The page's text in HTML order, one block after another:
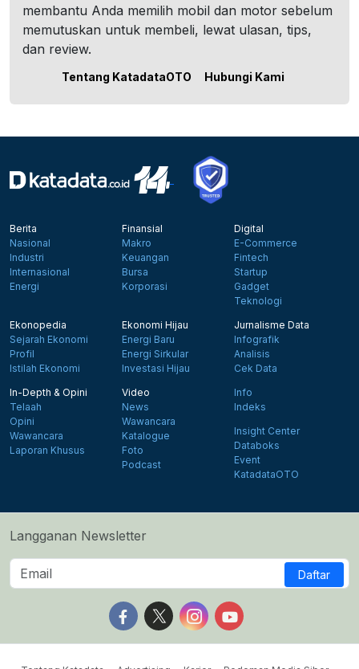
membantu Anda memilih mobil dan motor sebelum
memutuskan untuk membeli, lewat ulasan, tips,
dan review.
Tentang KatadataOTO Hubungi Kami
Berita
Nasional
Industri
Internasional
Energi
Finansial
Makro
Keuangan
Bursa
Korporasi
Digital
E-Commerce
Fintech
Startup
Gadget
Teknologi
Ekonopedia
Sejarah Ekonomi
Profil
Istilah Ekonomi
Ekonomi Hijau
Energi Baru
Energi Sirkular
Investasi Hijau
Jurnalisme Data
Infografik
Analisis
Cek Data
In-Depth & Opini
Telaah
Opini
Wawancara
Laporan Khusus
Video
News
Wawancara
Katalogue
Foto
Podcast
Info
Indeks
Insight Center
Databoks
Event
KatadataOTO
Langganan Newsletter
Daftar
Follow us on Facebook
Follow us on X
Follow us on Instagram
Follow us on